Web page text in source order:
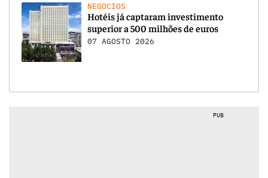
NEGÓCIOS
Hotéis já captaram investimento
superior a 500 milhões de euros
07 AGOSTO 2026
PUB